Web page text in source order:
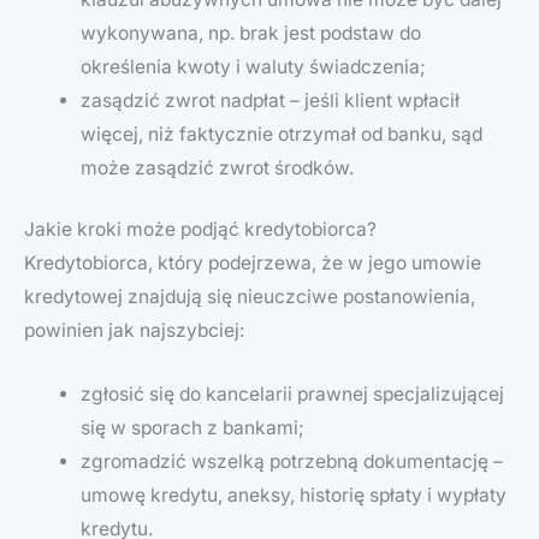
wykonywana, np. brak jest podstaw do
określenia kwoty i waluty świadczenia;
zasądzić zwrot nadpłat – jeśli klient wpłacił
więcej, niż faktycznie otrzymał od banku, sąd
może zasądzić zwrot środków.
Jakie kroki może podjąć kredytobiorca?
Kredytobiorca, który podejrzewa, że w jego umowie
kredytowej znajdują się nieuczciwe postanowienia,
powinien jak najszybciej:
zgłosić się do kancelarii prawnej specjalizującej
się w sporach z bankami;
zgromadzić wszelką potrzebną dokumentację –
umowę kredytu, aneksy, historię spłaty i wypłaty
kredytu.